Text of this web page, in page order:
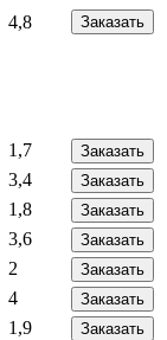
4,8 Заказать
1,7 Заказать
3,4 Заказать
1,8 Заказать
3,6 Заказать
2 Заказать
4 Заказать
1,9 Заказать